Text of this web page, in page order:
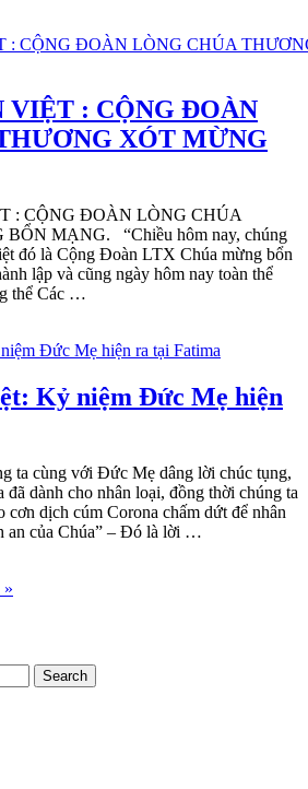
VIỆT : CỘNG ĐOÀN
XÓT MỪNG
CỘNG ĐOÀN LÒNG CHÚA
MẠNG. “Chiều hôm nay, chúng
đó là Cộng Đoàn LTX Chúa mừng bổn
lập và cũng ngày hôm nay toàn thể
thể Các …
Kỷ niệm Đức Mẹ hiện
ta cùng với Đức Mẹ dâng lời chúc tụng,
dành cho nhân loại, đồng thời chúng ta
cơn dịch cúm Corona chấm dứt để nhân
an của Chúa” – Đó là lời …
»
Search